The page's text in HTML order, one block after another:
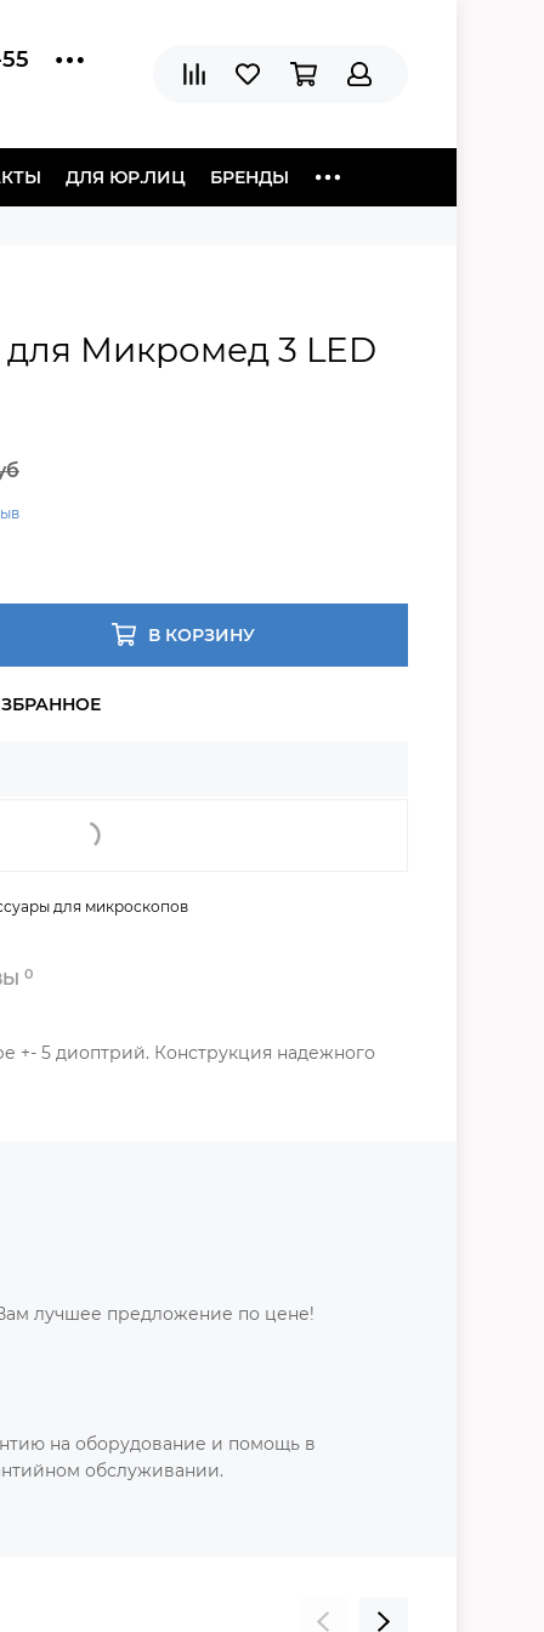
ДЛЯ ЮР.ЛИЦ БРЕНДЫ
для Микромед 3 LED
В КОРЗИНУ
для микроскопов
0
+- 5 диоптрий. Конструкция надежного
лучшее предложение по цене!
на оборудование и помощь в
обслуживании.